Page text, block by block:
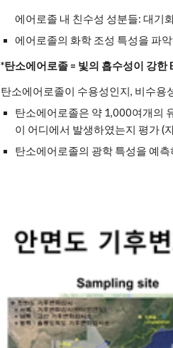
에어로졸 내 친수성 성분들: 대기
에어로졸의 화학 조성 특성을 파
*탄소에어로졸 = 빛의 흡수성이 강한
탄소에어로졸이 수용성인지, 비수용
탄소에어로졸은 약 1,000여개의
이 어디에서 발생하였는지 평가 (
탄소에어로졸의 광학 특성을 예